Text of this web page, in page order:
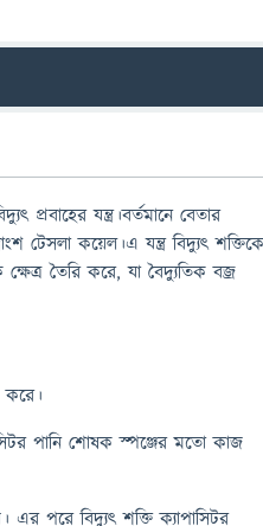
প্রবাহের যন্ত্র।বর্তমানে বেতার
টেসলা কয়েল।এ যন্ত্র বিদ্যুৎ
তৈরি করে, যা বৈদ্যুতিক বজ্র
করে।
পানি শোষক স্পঞ্জের মতো কাজ
এর পরে বিদ্যুৎ শক্তি ক্যাপাসিটর